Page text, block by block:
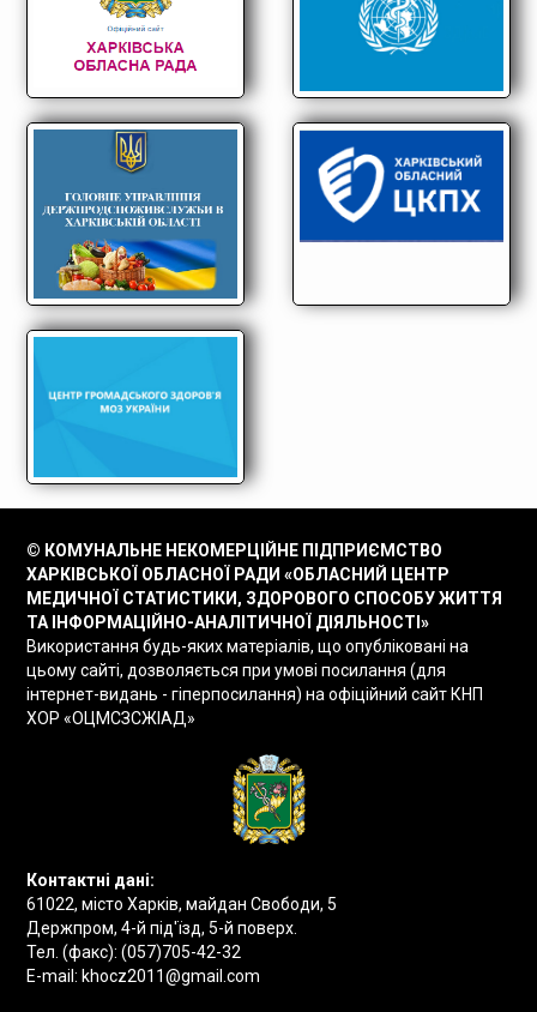
© КОМУНАЛЬНЕ НЕКОМЕРЦІЙНЕ ПІДПРИЄМСТВО
ХАРКІВСЬКОЇ ОБЛАСНОЇ РАДИ «ОБЛАСНИЙ ЦЕНТР
МЕДИЧНОЇ СТАТИСТИКИ, ЗДОРОВОГО СПОСОБУ ЖИТТЯ
ТА ІНФОРМАЦІЙНО-АНАЛІТИЧНОЇ ДІЯЛЬНОСТІ»
Використання будь-яких матеріалів, що опубліковані на
цьому сайті, дозволяється при умові посилання (для
інтернет-видань - гіперпосилання) на офіційний сайт КНП
ХОР «ОЦМСЗСЖІАД»
Контактні дані:
61022, місто Харків, майдан Свободи, 5
Держпром, 4-й під'їзд, 5-й поверх.
Тел. (факс):(057)705-42-32
E-mail: khocz2011@gmail.com